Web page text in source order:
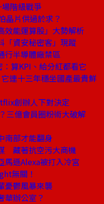
階級戰爭
片供過於求？
能運算股」大勢解析
資安秘密客」現蹤
半導體廠禁區
算KPI、給分紅都看它
連十三年穩坐國產最貴鮮
創辦人下對決定
三億會員圈粉術大破解
部才能翻身
藏著抗空污大商機
遜Alexa被打入冷宮
無關！
憂鬱風暴來襲
辦公室？